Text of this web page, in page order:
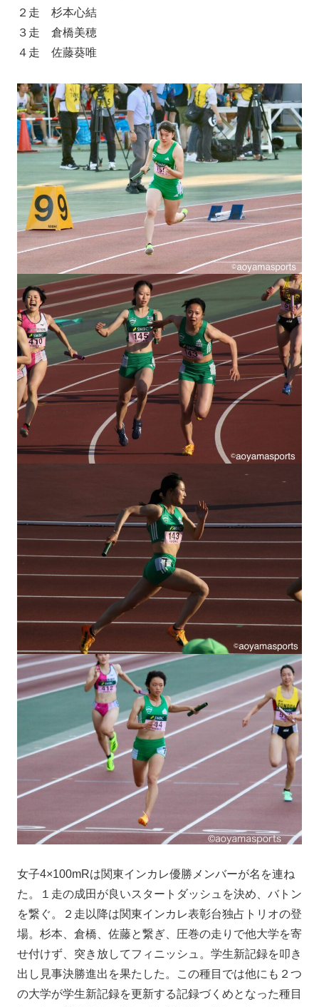
２走 杉本心結
３走 倉橋美穂
４走 佐藤葵唯
女子4×100mRは関東インカレ優勝メンバーが名を連ね
た。１走の成田が良いスタートダッシュを決め、バトン
を繋ぐ。２走以降は関東インカレ表彰台独占トリオの登
場。杉本、倉橋、佐藤と繋ぎ、圧巻の走りで他大学を寄
せ付けず、突き放してフィニッシュ。学生新記録を叩き
出し見事決勝進出を果たした。この種目では他にも２つ
の大学が学生新記録を更新する記録づくめとなった種目